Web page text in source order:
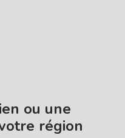
ou une
région